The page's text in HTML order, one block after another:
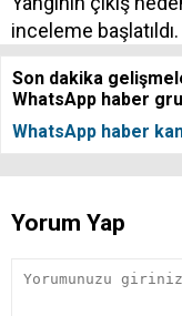
inceleme başlatıldı.
Son dakika
WhatsApp haber
WhatsApp haber
Yorum Yap